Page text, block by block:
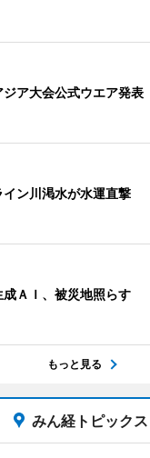
ジア大会公式ウエア発表
イン川渇水が水運直撃
成ＡＩ、被災地照らす
もっと見る
みん経トピックス